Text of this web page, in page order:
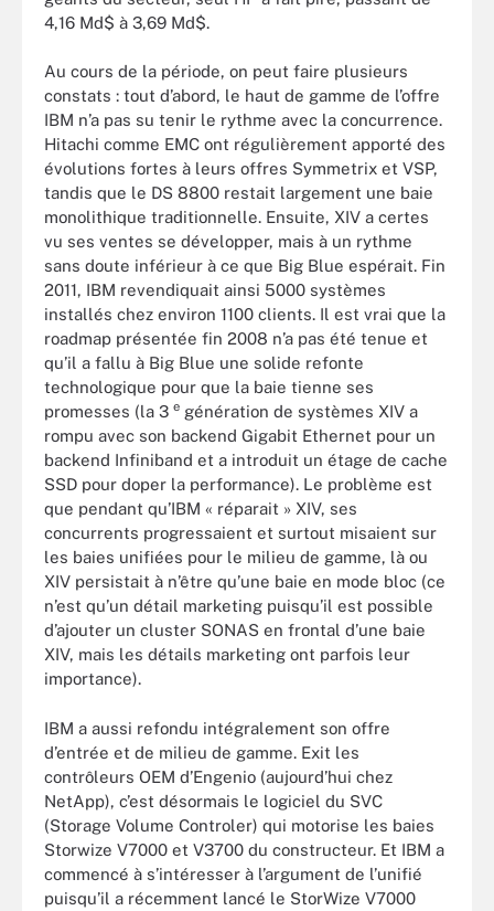
4,16 Md$ à 3,69 Md$.
Au cours de la période, on peut faire plusieurs
constats : tout d’abord, le haut de gamme de l’offre
IBM n’a pas su tenir le rythme avec la concurrence.
Hitachi comme EMC ont régulièrement apporté des
évolutions fortes à leurs offres Symmetrix et VSP,
tandis que le DS 8800 restait largement une baie
monolithique traditionnelle. Ensuite, XIV a certes
vu ses ventes se développer, mais à un rythme
sans doute inférieur à ce que Big Blue espérait. Fin
2011, IBM revendiquait ainsi 5000 systèmes
installés chez environ 1100 clients. Il est vrai que la
roadmap présentée fin 2008 n’a pas été tenue et
qu’il a fallu à Big Blue une solide refonte
technologique pour que la baie tienne ses
promesses (la 3 e génération de systèmes XIV a
rompu avec son backend Gigabit Ethernet pour un
backend Infiniband et a introduit un étage de cache
SSD pour doper la performance). Le problème est
que pendant qu’IBM « réparait » XIV, ses
concurrents progressaient et surtout misaient sur
les baies unifiées pour le milieu de gamme, là ou
XIV persistait à n’être qu’une baie en mode bloc (ce
n’est qu’un détail marketing puisqu’il est possible
d’ajouter un cluster SONAS en frontal d’une baie
XIV, mais les détails marketing ont parfois leur
importance).
IBM a aussi refondu intégralement son offre
d’entrée et de milieu de gamme. Exit les
contrôleurs OEM d’Engenio (aujourd’hui chez
NetApp), c’est désormais le logiciel du SVC
(Storage Volume Controler) qui motorise les baies
Storwize V7000 et V3700 du constructeur. Et IBM a
commencé à s’intéresser à l’argument de l’unifié
puisqu’il a récemment lancé le StorWize V7000